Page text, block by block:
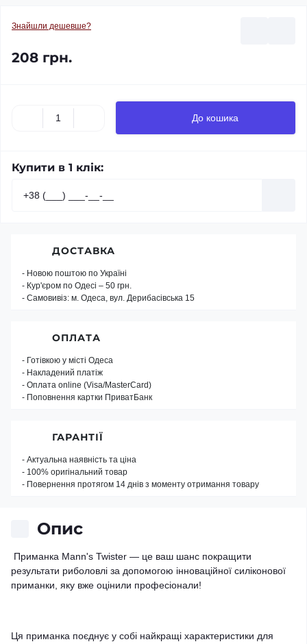
Знайшли дешевше?
208 грн.
До кошика
Купити в 1 клік:
Опис
Приманка Mann's Twister — це ваш шанс покращити
результати риболовлі за допомогою інноваційної силіконової
приманки, яку вже оцінили професіонали!
Ця приманка поєднує у собі найкращі характеристики для
ДОСТАВКА
- Новою поштою по Україні
- Кур'єром по Одесі – 50 грн.
- Самовивіз: м. Одеса, вул. Дерибасівська 15
ОПЛАТА
- Готівкою у місті Одеса
- Накладений платіж
- Оплата online (Visa/MasterCard)
- Поповнення картки ПриватБанк
ГАРАНТІЇ
- Актуальна наявність та ціна
- 100% оригінальний товар
- Повернення протягом 14 днів з моменту отримання товару